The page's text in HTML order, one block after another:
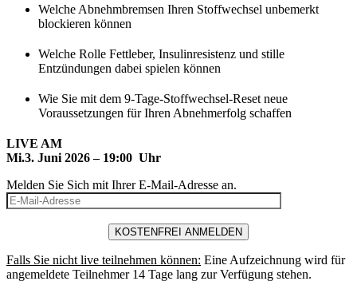
Welche Abnehmbremsen Ihren Stoffwechsel unbemerkt
blockieren können
Welche Rolle Fettleber, Insulinresistenz und stille
Entzündungen dabei spielen können
Wie Sie mit dem 9-Tage-Stoffwechsel-Reset neue
Voraussetzungen für Ihren Abnehmerfolg schaffen
LIVE AM
Mi.3. Juni 2026 – 19:00 Uhr
Melden Sie Sich mit Ihrer E-Mail-Adresse an.
Falls Sie nicht live teilnehmen können: Eine Aufzeichnung wird für
angemeldete Teilnehmer 14 Tage lang zur Verfügung stehen.